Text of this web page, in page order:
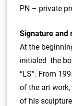
PN – private
Signature and
At the
initialed the
“LS”. From
of the art
of his